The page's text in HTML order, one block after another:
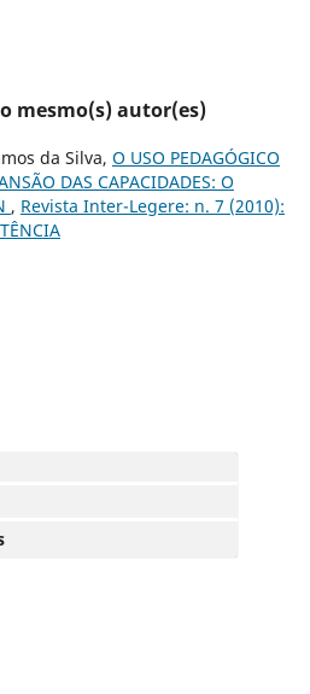
mesmo(s) autor(es)
da Silva, O USO PEDAGÓGICO
DAS CAPACIDADES: O
, Revista Inter-Legere: n. 7 (2010):